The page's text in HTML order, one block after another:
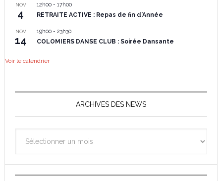
NOV
4
12h00- 17h00
RETRAITE ACTIVE : Repas de fin d’Année
NOV
14
19h00- 23h30
COLOMIERS DANSE CLUB : Soirée Dansante
Voir le calendrier
ARCHIVES DES NEWS
des
News